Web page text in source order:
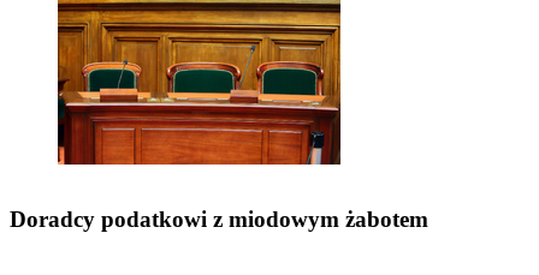
Doradcy podatkowi z miodowym żabotem